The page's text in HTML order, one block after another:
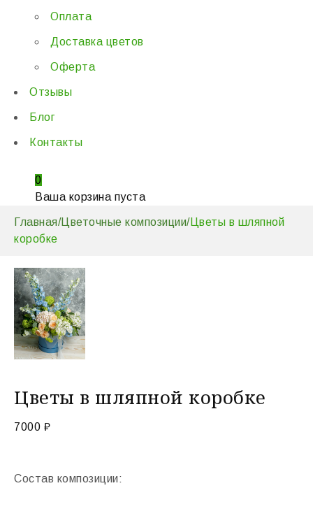
Оплата
Доставка цветов
Оферта
Отзывы
Блог
Контакты
0
Ваша корзина пуста
Главная/Цветочные композиции/Цветы в шляпной
коробке
Цветы в шляпной коробке
7000 ₽
Состав композиции: